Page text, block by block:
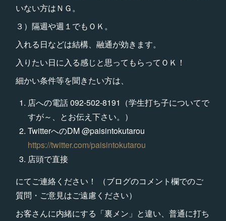
いない方はＮＧ。
３）隔週や週１でもＯＫ。
入れる日などは結構、融通が効きます。
入りたい日に入る感じと思ってもらってＯＫ！
細かい条件等を聞きたい方は、
店への電話 092-502-8191（学生打ち子についてで
すが～、とお伝え下さい。）
TwitterへのDM @paisintokutarou
https://twitter.com/paisintokutarou
店頭で直接
にてご連絡ください！ （ブログのコメント欄でのご
質問・ご意見はご遠慮ください）
お客さんに内緒にする「裏メン」と違い、普通に打ち